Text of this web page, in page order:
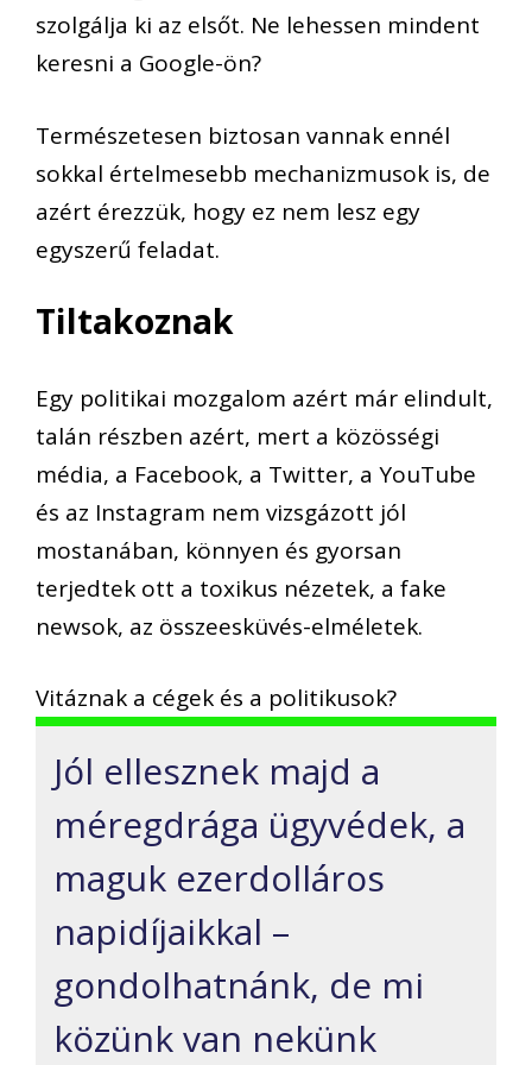
szolgálja ki az elsőt. Ne lehessen mindent
keresni a Google-ön?
Természetesen biztosan vannak ennél
sokkal értelmesebb mechanizmusok is, de
azért érezzük, hogy ez nem lesz egy
egyszerű feladat.
Tiltakoznak
Egy politikai mozgalom azért már elindult,
talán részben azért, mert a közösségi
média, a Facebook, a Twitter, a YouTube
és az Instagram nem vizsgázott jól
mostanában, könnyen és gyorsan
terjedtek ott a toxikus nézetek, a fake
newsok, az összeesküvés-elméletek.
Vitáznak a cégek és a politikusok?
Jól ellesznek majd a
méregdrága ügyvédek, a
maguk ezerdolláros
napidíjaikkal –
gondolhatnánk, de mi
közünk van nekünk